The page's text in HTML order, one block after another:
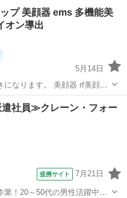
家電 角質
プ 美顔器 ems 多機能美
オン導出
5月14日
美顔器 rf美顔器
イオン導入 イオン導出 リフ
汚れとり 角質ケア 毛穴の黒
家電 美顔器
社員≫クレーン・フォー
提携サイト 7月21日
業！20～50代の男性活躍中★